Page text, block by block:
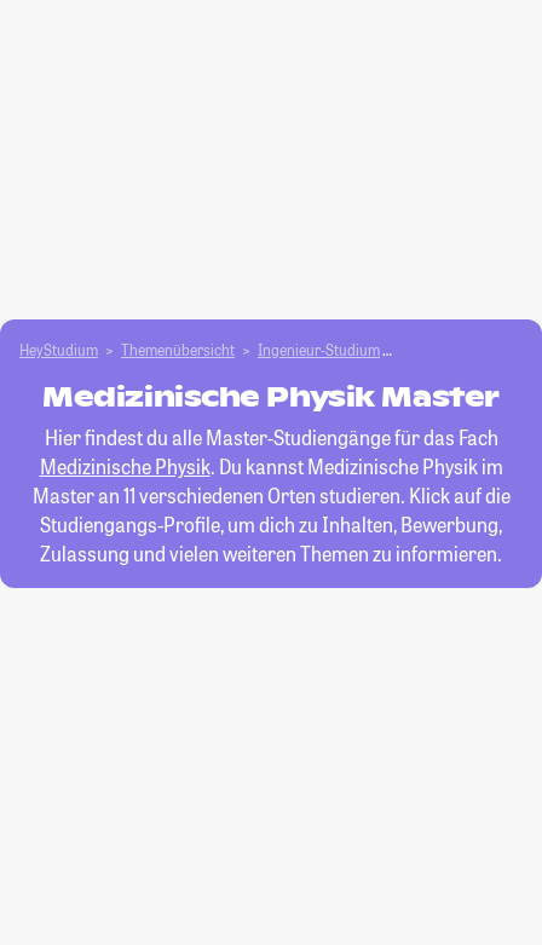
HeyStudium Themenübersicht Ingenieur-Studium
Medizinische Physik Master
Hier findest du alle Master-Studiengänge für das Fach
Medizinische Physik. Du kannst Medizinische Physik im
Master an 11 verschiedenen Orten studieren. Klick auf die
Studiengangs-Profile, um dich zu Inhalten, Bewerbung,
Zulassung und vielen weiteren Themen zu informieren.